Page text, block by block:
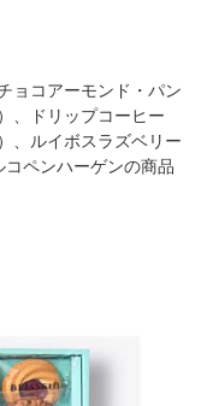
ョコアーモンド・パン
、ドリップコーヒー
、ルイボスラズベリー
ペンハーゲンの商品